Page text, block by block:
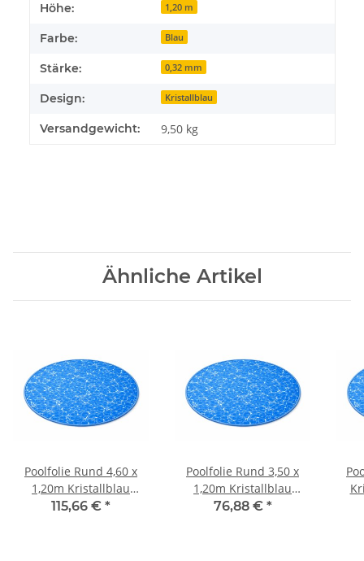
Höhe: 1,20 m
Farbe: Blau
Stärke: 0,32 mm
Design: Kristallblau
Versandgewicht: 9,50 kg
Ähnliche Artikel
Poolfolie Rund 4,60 x
1,20m Kristallblau
classic / 0,32mm
115,66 € *
Poolfolie Rund 3,50 x
1,20m Kristallblau
classic / 0,32mm
76,88 € *